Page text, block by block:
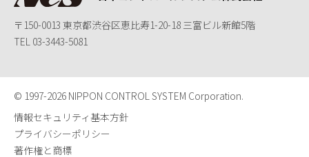
〒150-0013 東京都渋谷区恵比寿1-20-18 三富ビル新館5階
TEL 03-3443-5081
© 1997-2026 NIPPON CONTROL SYSTEM Corporation.
情報セキュリティ基本方針
プライバシーポリシー
著作権と商標